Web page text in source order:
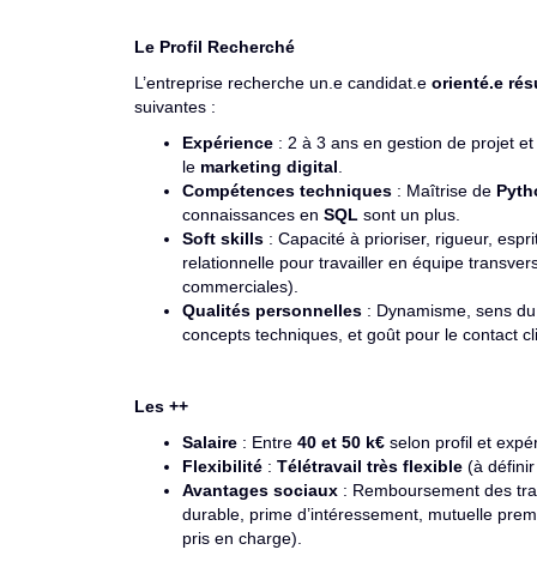
Le Profil Recherché
L’entreprise recherche un.e candidat.e orienté.e
suivantes :
Expérience : 2 à 3 ans en gestion de projet
le marketing digital
Compétences techniques : Maîtrise de
connaissances en SQL sont un plus.
Soft skills : Capacité à prioriser, rigueur,
relationnelle pour travailler en équipe
commerciales).
Qualités personnelles : Dynamisme, sens
concepts techniques, et goût pour le contact
Les ++
Salaire : Entre 40 et 50 k€ selon profil et
Flexibilité : Télétravail très flexible (à
Avantages sociaux : Remboursement des
durable, prime d’intéressement, mutuelle
pris en charge).